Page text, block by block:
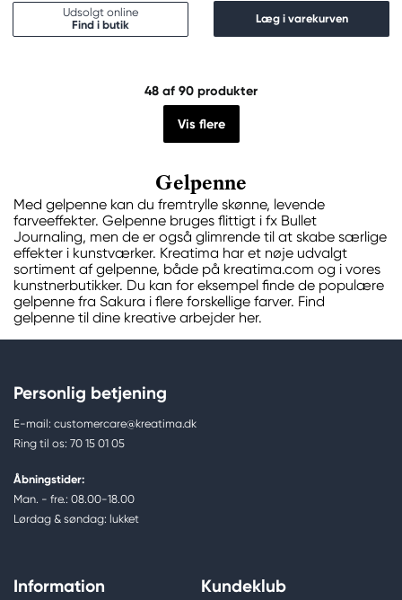
Udsolgt online
Find i butik
Læg i varekurven
48 af 90 produkter
Vis flere
Gelpenne
Med gelpenne kan du fremtrylle skønne, levende
farveeffekter. Gelpenne bruges flittigt i fx Bullet
Journaling, men de er også glimrende til at skabe særlige
effekter i kunstværker. Kreatima har et nøje udvalgt
sortiment af gelpenne, både på kreatima.com og i vores
kunstnerbutikker. Du kan for eksempel finde de populære
gelpenne fra Sakura i flere forskellige farver. Find
gelpenne til dine kreative arbejder her.
Personlig betjening
E-mail: customercare@kreatima.dk
Ring til os: 70 15 01 05
Åbningstider:
Man. - fre.: 08.00-18.00
Lørdag & søndag: lukket
Information Kundeklub